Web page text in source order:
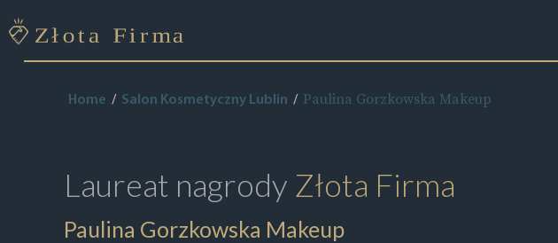
Home Salon Kosmetyczny Lublin Paulina Gorzkowska Makeup
Laureat nagrody Złota Firma
Paulina Gorzkowska Makeup